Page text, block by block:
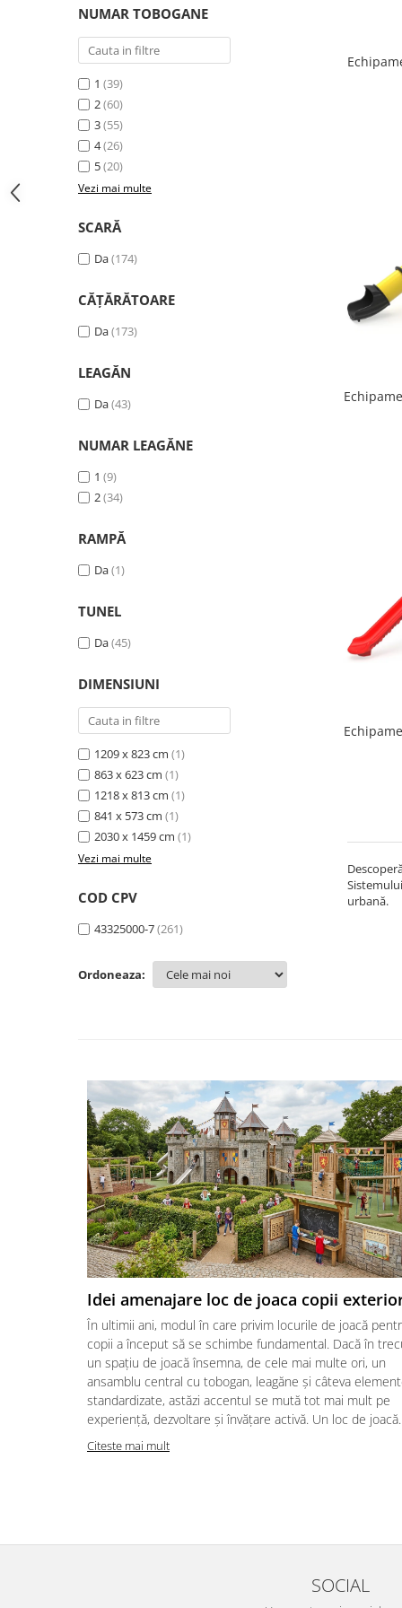
NUMAR TOBOGANE
1 (39)
2(60)
3(55)
4(26)
5(20)
Vezi mai multe
SCARĂ
Da(174)
CĂȚĂRĂTOARE
Da(173)
LEAGĂN
Da(43)
NUMAR LEAGĂNE
1 (9)
2(34)
RAMPĂ
Da(1)
TUNEL
Da(45)
DIMENSIUNI
1209 x 823 cm (1)
863 x 623 cm (1)
1218 x 813 cm (1)
841 x 573 cm (1)
2030 x 1459 cm (1)
Vezi mai multe
COD CPV
43325000-7(261)
Ordoneaza:
urbană.
Idei amenajare loc de joaca copii
În ultimii ani, modul în care privim locurile de joacă
copii a început să se schimbe fundamental. Dacă în
un spațiu de joacă însemna, de cele mai multe ori, un
ansamblu central cu tobogan, leagăne și câteva
standardizate, astăzi accentul se mută tot mai mult pe
experiență, dezvoltare și învățare activă. Un loc de
Citeste mai mult
SOCIAL